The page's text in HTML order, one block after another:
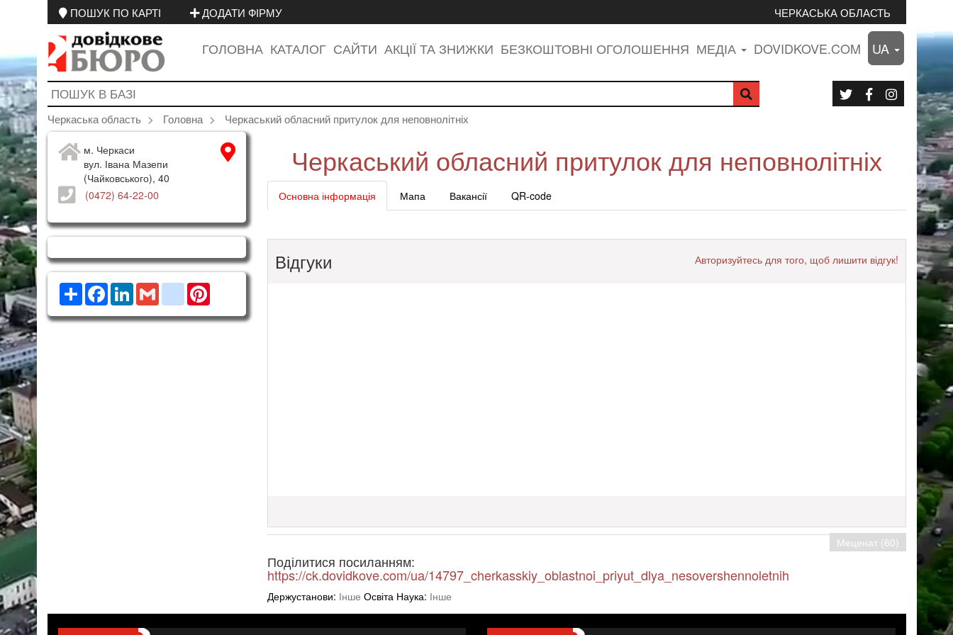
ПОШУК ПО КАРТІ ДОДАТИ ФІРМУ ЧЕРКАСЬКА ОБЛАСТЬ
ГОЛОВНА КАТАЛОГ САЙТИ АКЦІЇ ТА ЗНИЖКИ БЕЗКОШТОВНІ ОГОЛОШЕННЯ МЕДІА DOVIDKOVE.COM UA
Черкаська область Головна Черкаський обласний притулок для неповнолітніх
м. Черкаси
вул. Івана Мазепи
(Чайковського), 40
(0472) 64-22-00
РесурсFacebook
LinkedInGmailgoogle_bookmarks
Pinterest
Черкаський обласний притулок для неповнолітніх
Основна інформація Мапа Вакансії QR-code
Відгуки Авторизуйтесь для того, щоб лишити відгук!
Меценат (60)
Поділитися посиланням:
https://ck.dovidkove.com/ua/14797_cherkasskiy_oblastnoi_priyut_dlya_nesovershennoletnih
Держустанови: Інше Освіта Наука: Інше